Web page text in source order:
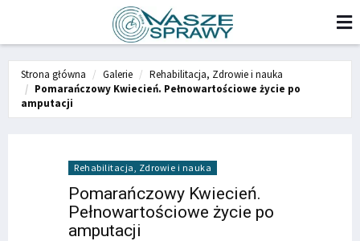
Strona główna Galerie
Rehabilitacja, Zdrowie i nauka
Pomarańczowy Kwiecień. Pełnowartościowe życie po
amputacji
Rehabilitacja, Zdrowie i nauka
Pomarańczowy Kwiecień.
Pełnowartościowe życie po
amputacji